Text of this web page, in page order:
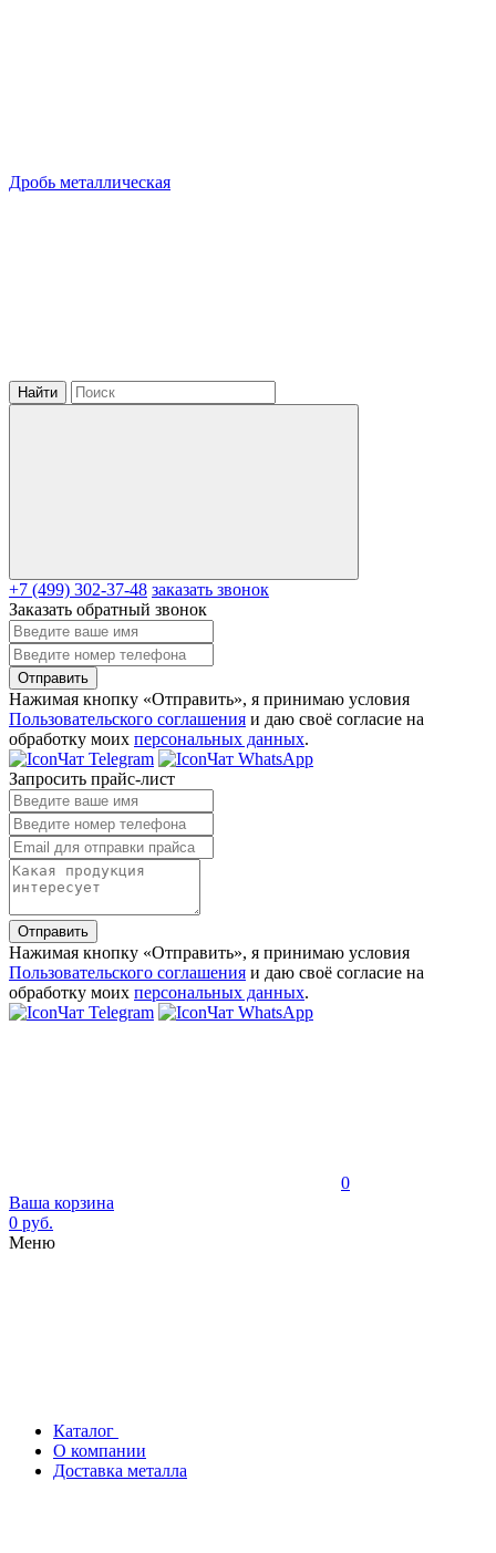
Дробь металлическая
Найти
+7 (499) 302-37-48 заказать звонок
Заказать обратный звонок
Отправить
Нажимая кнопку «Отправить», я принимаю условия
Пользовательского соглашения и даю своё согласие на
обработку моих персональных данных.
Чат Telegram
Чат WhatsApp
Запросить прайс-лист
Отправить
Нажимая кнопку «Отправить», я принимаю условия
Пользовательского соглашения и даю своё согласие на
обработку моих персональных данных.
Чат Telegram
Чат WhatsApp
0
Ваша корзина
0 руб.
Меню
Каталог
О компании
Доставка металла